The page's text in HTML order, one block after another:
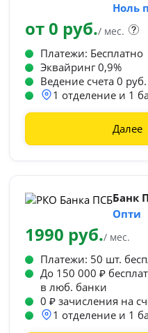
Ноль
от 0 руб./ мес.
Платежи: Бесплатно
Эквайринг 0,9%
Ведение счета 0 руб.
1 отделение и 1
Далее
Банк
Опти
1990 руб./ мес.
Платежи: 50 шт.
До 150 000 ₽
в люб. банки
0 ₽ зачисления на
1 отделение и 1